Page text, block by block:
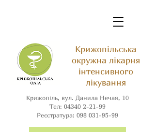
Крижопільська
окружна лікарня
інтенсивного
лікування
Крижопіль, вул. Данила Нечая, 10
Тел: 04340 2-21-99
Реєстратура: 098 031-95-99